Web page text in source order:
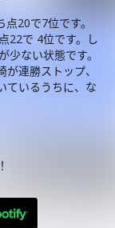
20で7位です。
22で 4位です。し
少ない状態です。
連勝ストップ、
ているうちに、な